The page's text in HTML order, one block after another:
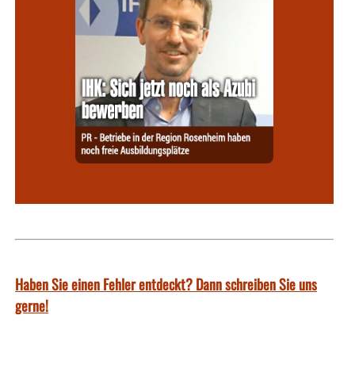
Haben Sie einen Fehler entdeckt? Dann schreiben Sie uns
gerne!